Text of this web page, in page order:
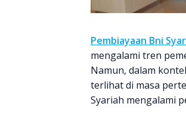
Pembiayaan Bni
mengalami tren
Namun, dalam
terlihat di masa
Syariah mengalami